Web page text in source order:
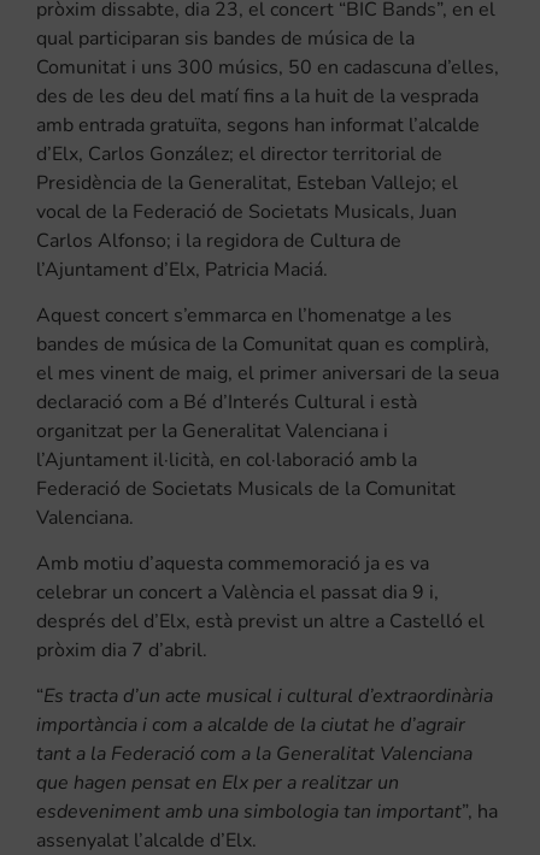
pròxim dissabte, dia 23, el concert “BIC Bands”, en el
qual participaran sis bandes de música de la
Comunitat i uns 300 músics, 50 en cadascuna d’elles,
des de les deu del matí fins a la huit de la vesprada
amb entrada gratuïta, segons han informat l’alcalde
d’Elx, Carlos González; el director territorial de
Presidència de la Generalitat, Esteban Vallejo; el
vocal de la Federació de Societats Musicals, Juan
Carlos Alfonso; i la regidora de Cultura de
l’Ajuntament d’Elx, Patricia Maciá.
Aquest concert s’emmarca en l’homenatge a les
bandes de música de la Comunitat quan es complirà,
el mes vinent de maig, el primer aniversari de la seua
declaració com a Bé d’Interés Cultural i està
organitzat per la Generalitat Valenciana i
l’Ajuntament il·licità, en col·laboració amb la
Federació de Societats Musicals de la Comunitat
Valenciana.
Amb motiu d’aquesta commemoració ja es va
celebrar un concert a València el passat dia 9 i,
després del d’Elx, està previst un altre a Castelló el
pròxim dia 7 d’abril.
“Es tracta d’un acte musical i cultural d’extraordinària
importància i com a alcalde de la ciutat he d’agrair
tant a la Federació com a la Generalitat Valenciana
que hagen pensat en Elx per a realitzar un
esdeveniment amb una simbologia tan important”, ha
assenyalat l’alcalde d’Elx.